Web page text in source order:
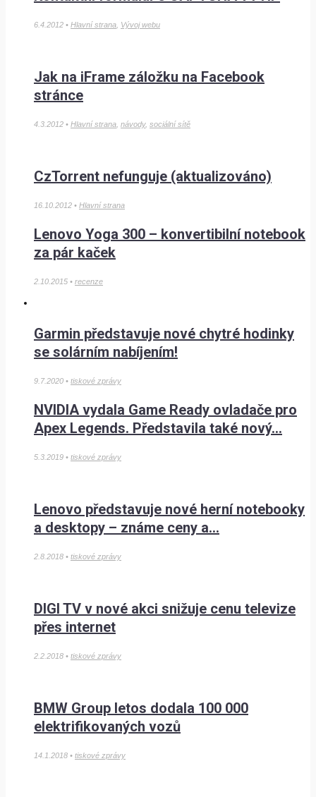
6.4.2012 • Hlavní strana Vývoj webu
Jak na iFrame záložku na Facebook
stránce
4.3.2012 • Hlavní strana návody, sociální sítě
CzTorrent nefunguje (aktualizováno)
16.10.2012 • Hlavní strana
Lenovo Yoga 300 – konvertibilní notebook
za pár kaček
2.10.2015 • recenze
Garmin představuje nové chytré hodinky
se solárním nabíjením!
9.7.2020 • tiskové zprávy
NVIDIA vydala Game Ready ovladače pro
Apex Legends. Představila také nový...
5.3.2019 • tiskové zprávy
Lenovo představuje nové herní notebooky
a desktopy – známe ceny a...
2.8.2018 • tiskové zprávy
DIGI TV v nové akci snižuje cenu televize
přes internet
2.2.2018 • tiskové zprávy
BMW Group letos dodala 100 000
elektrifikovaných vozů
14.1.2018 • tiskové zprávy